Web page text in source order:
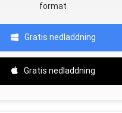
format
Gratis nedladdning
Gratis nedladdning